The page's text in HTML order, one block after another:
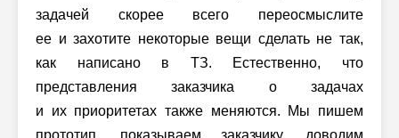
задачей скорее всего переосмыслите
ее и захотите некоторые вещи сделать не так,
как написано в ТЗ. Естественно, что
представления заказчика о задачах
и их приоритетах также меняются. Мы пишем